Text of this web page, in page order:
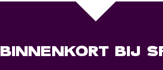
BINNENKORT BIJ